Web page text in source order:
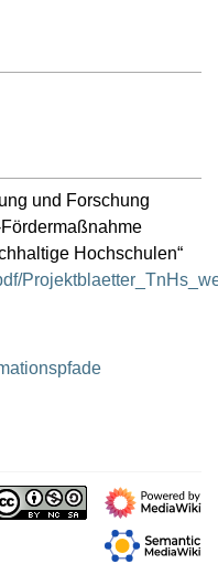
und Forschung
Hochschulen“